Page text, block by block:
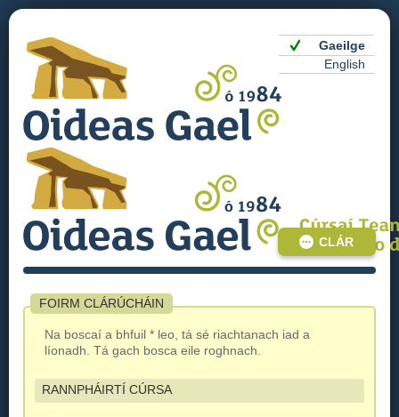
Gaeilge
English
CLÁR
FOIRM CLÁRÚCHÁIN
Na boscaí a bhfuil * leo, tá sé riachtanach iad a
líonadh. Tá gach bosca eile roghnach.
RANNPHÁIRTÍ CÚRSA